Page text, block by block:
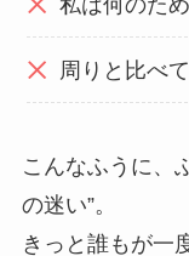
私は何のた
周りと比べ
こんなふうに、
の迷い”。
きっと誰もが一